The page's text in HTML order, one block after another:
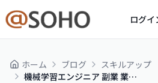
ログイ
ホーム ブログ
スキルアップ
機械学習エンジニア 副業 業務委託｜PoC開発の単価と契約注意点